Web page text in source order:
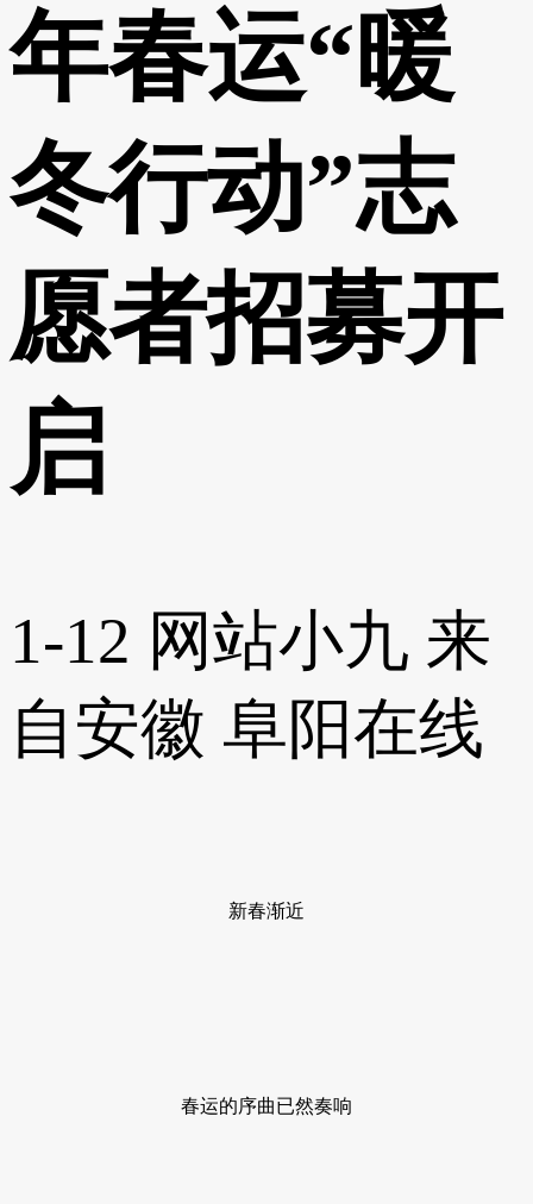
年春运“暖
冬行动”志
愿者招募开
启
1-12 网站小九 来
自安徽 阜阳在线
新春渐近
春运的序曲已然奏响